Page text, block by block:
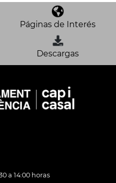
Páginas de Interés
Descargas
a 14:00 horas